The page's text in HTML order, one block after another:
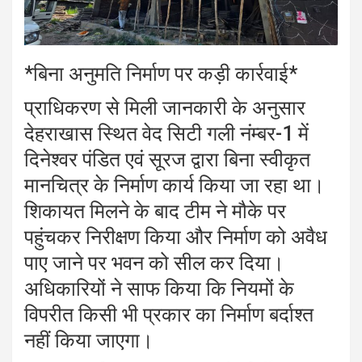
*बिना अनुमति निर्माण पर कड़ी कार्रवाई*
प्राधिकरण से मिली जानकारी के अनुसार
देहराखास स्थित वेद सिटी गली नंम्बर-1 में
दिनेश्वर पंडित एवं सूरज द्वारा बिना स्वीकृत
मानचित्र के निर्माण कार्य किया जा रहा था।
शिकायत मिलने के बाद टीम ने मौके पर
पहुंचकर निरीक्षण किया और निर्माण को अवैध
पाए जाने पर भवन को सील कर दिया।
अधिकारियों ने साफ किया कि नियमों के
विपरीत किसी भी प्रकार का निर्माण बर्दाश्त
नहीं किया जाएगा।